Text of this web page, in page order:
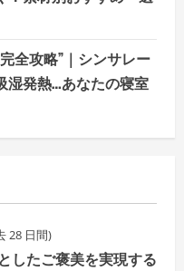
全攻略”｜シンサレー
湿発熱…あなたの寝室
28 日間)
としたご褒美を実現する